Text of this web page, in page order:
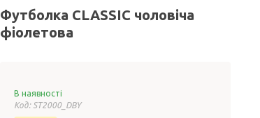
Футболка CLASSIC чоловіча
фіолетова
В наявності
Код: ST2000_DBY